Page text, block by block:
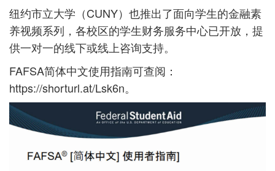
纽约市立大学（CUNY）也推出了面向学生的金融素
养视频系列，各校区的学生财务服务中心已开放，提
供一对一的线下或线上咨询支持。
FAFSA简体中文使用指南可查阅：
https://shorturl.at/Lsk6n。